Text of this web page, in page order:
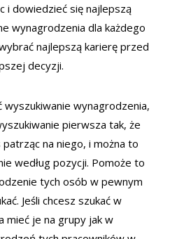
i dowiedzieć się najlepszą
wynagrodzenia dla każdego
najlepszą karierę przed
decyzji.
wynagrodzenia,
pierwsza tak, że
na niego, i można to
według pozycji. Pomoże to
tych osób w pewnym
Jeśli chcesz szukać w
mieć je na grupy jak w